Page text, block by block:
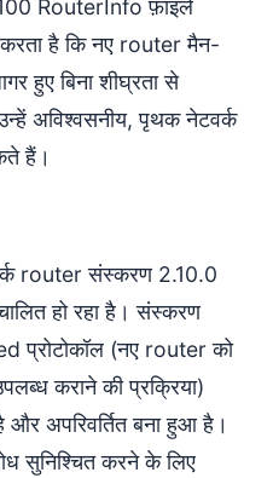
RouterInfo फ़ाइलें
करता है कि नए router मैन-
हुए बिना शीघ्रता से
अविश्वसनीय, पृथक नेटवर्क
हैं।
router संस्करण 2.10.0
हो रहा है। संस्करण
प्रोटोकॉल (नए router को
कराने की प्रक्रिया)
और अपरिवर्तित बना हुआ है।
सुनिश्चित करने के लिए